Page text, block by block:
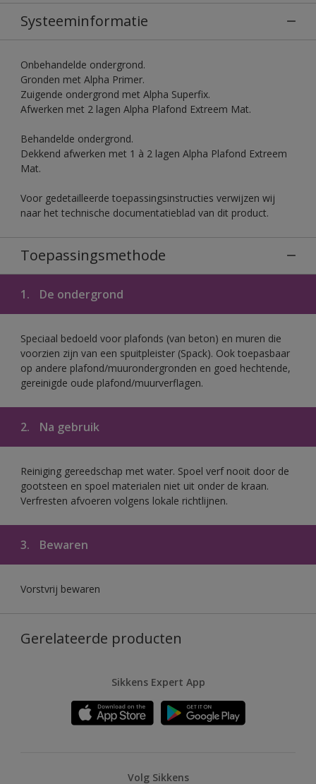
Systeeminformatie
Onbehandelde ondergrond.
Gronden met Alpha Primer.
Zuigende ondergrond met Alpha Superfix.
Afwerken met 2 lagen Alpha Plafond Extreem Mat.
Behandelde ondergrond.
Dekkend afwerken met 1 à 2 lagen Alpha Plafond Extreem
Mat.
Voor gedetailleerde toepassingsinstructies verwijzen wij
naar het technische documentatieblad van dit product.
Toepassingsmethode
1. De ondergrond
Speciaal bedoeld voor plafonds (van beton) en muren die
voorzien zijn van een spuitpleister (Spack). Ook toepasbaar
op andere plafond/muurondergronden en goed hechtende,
gereinigde oude plafond/muurverflagen.
2. Na gebruik
Reiniging gereedschap met water. Spoel verf nooit door de
gootsteen en spoel materialen niet uit onder de kraan.
Verfresten afvoeren volgens lokale richtlijnen.
3. Bewaren
Vorstvrij bewaren
Gerelateerde producten
Sikkens Expert App
Volg Sikkens